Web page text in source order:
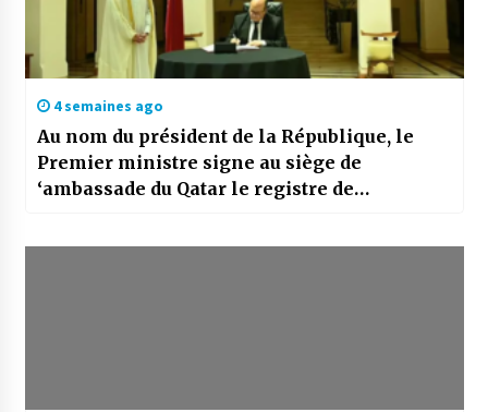
4 semaines ago
Au nom du président de la République, le
Premier ministre signe au siège de
‘ambassade du Qatar le registre de
Cheikh Hamad ben Khalifa Al-Thani